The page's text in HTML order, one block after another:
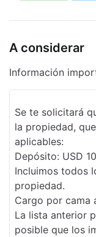
Periódico
Chimenea
Recepción
Elevador
Salida
Desayuno
Sala
Centro de
A considerar
Información
Se te solicitará
la propiedad,
aplicables:
Depósito: USD
Incluimos todos
propiedad.
Cargo por cama
La lista anterior
posible que los